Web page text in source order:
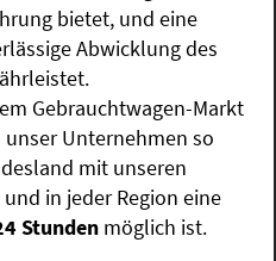
bietet, und eine
Abwicklung des
Gebrauchtwagen-Markt
Unternehmen so
mit unseren
in jeder Region eine
Stunden möglich ist.